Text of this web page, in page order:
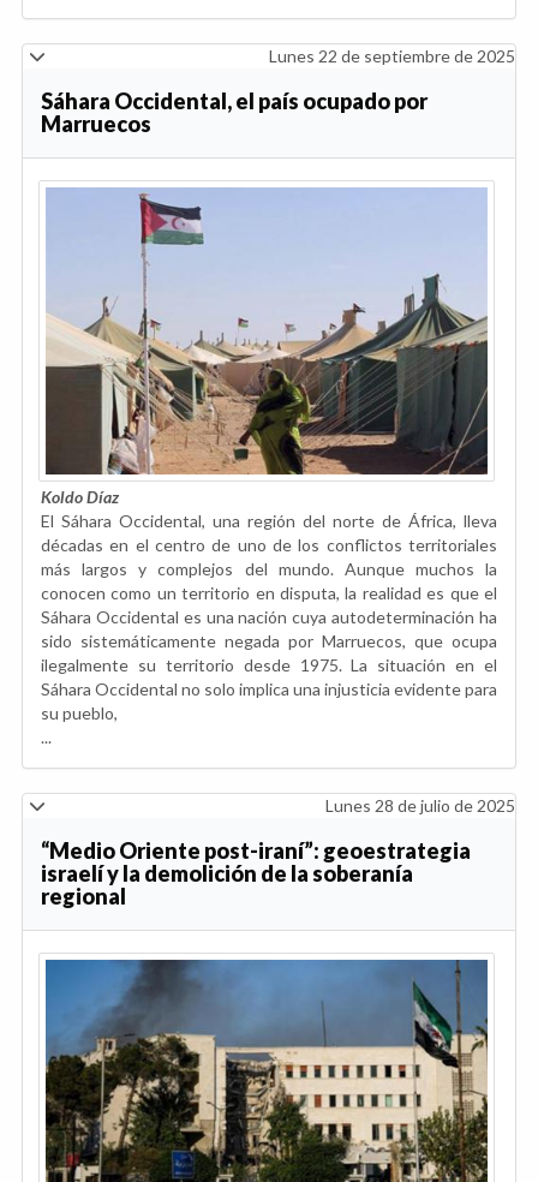
Lunes 22 de septiembre de 2025
Sáhara Occidental, el país ocupado por
Marruecos
Koldo Díaz
El Sáhara Occidental, una región del norte de África, lleva
décadas en el centro de uno de los conflictos territoriales
más largos y complejos del mundo. Aunque muchos la
conocen como un territorio en disputa, la realidad es que el
Sáhara Occidental es una nación cuya autodeterminación ha
sido sistemáticamente negada por Marruecos, que ocupa
ilegalmente su territorio desde 1975. La situación en el
Sáhara Occidental no solo implica una injusticia evidente para
su pueblo,
...
Lunes 28 de julio de 2025
“Medio Oriente post-iraní”: geoestrategia
israelí y la demolición de la soberanía
regional